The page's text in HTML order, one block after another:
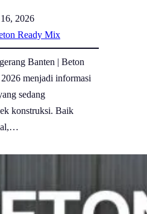
2026
Ready Mix
Banten | Beton
menjadi informasi
sedang
konstruksi. Baik